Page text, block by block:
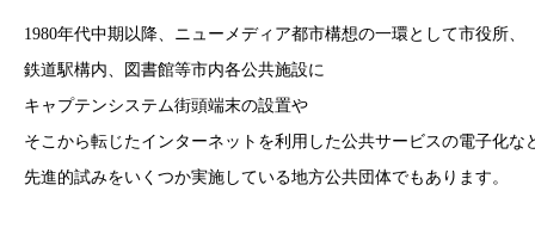
1980年代中期以降、ニューメディア都市構想の一環として市役所、
鉄道駅構内、図書館等市内各公共施設に
キャプテンシステム街頭端末の設置や
そこから転じたインターネットを利用した公共サービスの電子化な
先進的試みをいくつか実施している地方公共団体でもあります。